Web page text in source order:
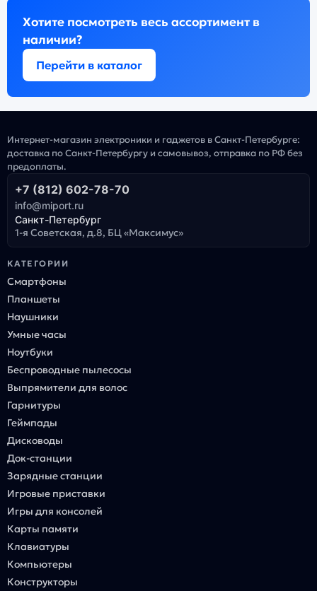
Хотите посмотреть весь ассортимент в
наличии?
Перейти в каталог
Интернет-магазин электроники и гаджетов в Санкт-Петербурге:
доставка по Санкт-Петербургу и самовывоз, отправка по РФ без
предоплаты.
+7 (812) 602-78-70
info@miport.ru
Санкт-Петербург
1-я Советская, д.8, БЦ «Максимус»
КАТЕГОРИИ
Смартфоны
Планшеты
Наушники
Умные часы
Ноутбуки
Беспроводные пылесосы
Выпрямители для волос
Гарнитуры
Геймпады
Дисководы
Док-станции
Зарядные станции
Игровые приставки
Игры для консолей
Карты памяти
Клавиатуры
Компьютеры
Конструкторы